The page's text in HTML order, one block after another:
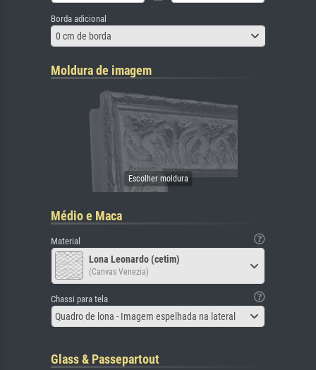
Borda adicional
0 cm de borda
Moldura de imagem
Médio e Maca
Material
Lona Leonardo (cetim)
(Canvas Venezia)
Chassi para tela
Quadro de lona - Imagem espelhada na lateral
Glass & Passepartout